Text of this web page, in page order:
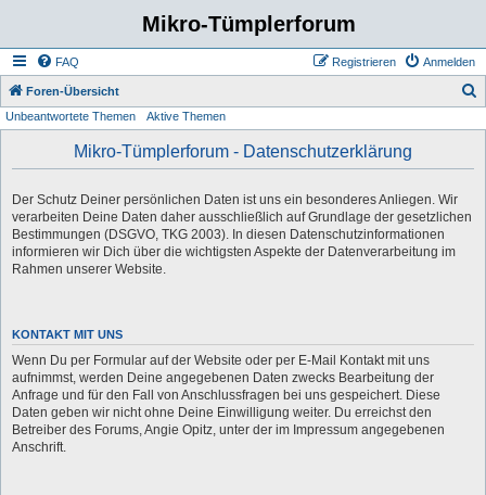
Mikro-Tümplerforum
FAQ Anmelden
Registrieren
Foren-Übersicht
Unbeantwortete Themen Aktive Themen
Mikro-Tümplerforum - Datenschutzerklärung
Der Schutz Deiner persönlichen Daten ist uns ein besonderes Anliegen. Wir
verarbeiten Deine Daten daher ausschließlich auf Grundlage der gesetzlichen
Bestimmungen (DSGVO, TKG 2003). In diesen Datenschutzinformationen
informieren wir Dich über die wichtigsten Aspekte der Datenverarbeitung im
Rahmen unserer Website.
KONTAKT MIT UNS
Wenn Du per Formular auf der Website oder per E-Mail Kontakt mit uns
aufnimmst, werden Deine angegebenen Daten zwecks Bearbeitung der
Anfrage und für den Fall von Anschlussfragen bei uns gespeichert. Diese
Daten geben wir nicht ohne Deine Einwilligung weiter. Du erreichst den
Betreiber des Forums, Angie Opitz, unter der im Impressum angegebenen
Anschrift.